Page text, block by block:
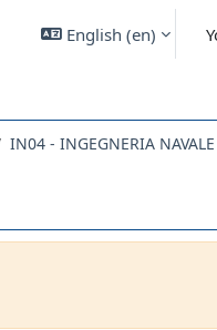
English ‎(en)‎
IN04 - INGEGNERIA NAVALE